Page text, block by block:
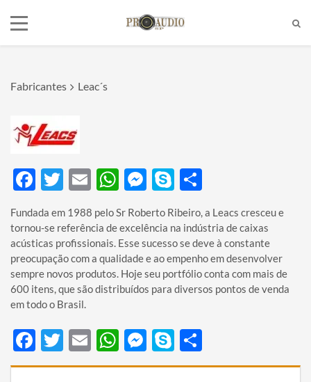
Fabricantes Leac´s
Facebook
Twitter
EmailWhatsApp
Messenger
Skype
Fundada em 1988 pelo Sr Roberto Ribeiro, a Leacs cresceu e
tornou-se referência de excelência na indústria de caixas
acústicas profissionais. Esse sucesso se deve à constante
preocupação com a qualidade e ao empenho em desenvolver
sempre novos produtos. Hoje seu portfólio conta com mais de
600 itens, que são distribuídos para diversos pontos de venda
em todo o Brasil.
Facebook
Twitter
EmailWhatsApp
Messenger
Skype